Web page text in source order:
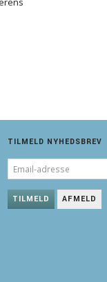
TILMELD NYHEDSBREV
EMAIL-
ADRESSE
TILMELD AFMELD